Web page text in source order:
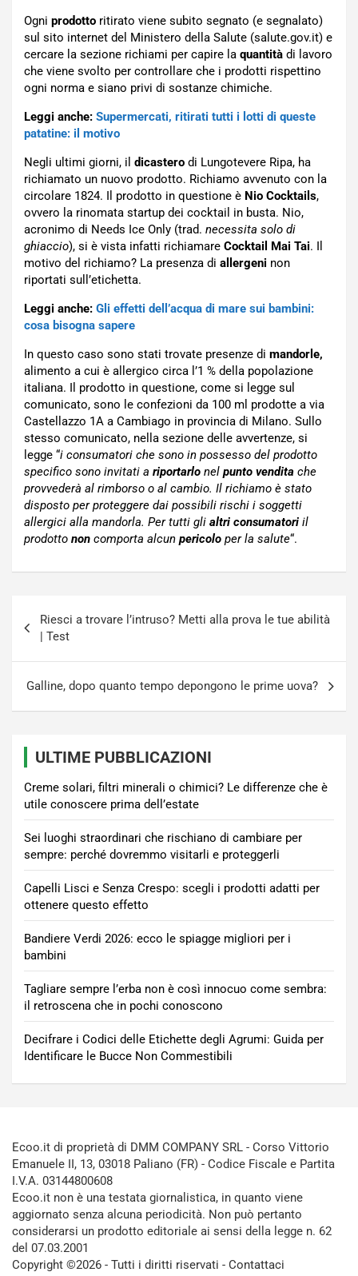
Ogni prodotto ritirato viene subito segnato (e segnalato)
sul sito internet del Ministero della Salute (salute.gov.it) e
cercare la sezione richiami per capire la quantità di lavoro
che viene svolto per controllare che i prodotti rispettino
ogni norma e siano privi di sostanze chimiche.
Leggi anche: Supermercati, ritirati tutti i lotti di queste
patatine: il motivo
Negli ultimi giorni, il dicastero di Lungotevere Ripa, ha
richiamato un nuovo prodotto. Richiamo avvenuto con la
circolare 1824. Il prodotto in questione è Nio Cocktails,
ovvero la rinomata startup dei cocktail in busta. Nio,
acronimo di Needs Ice Only (trad. necessita solo di
ghiaccio), si è vista infatti richiamare Cocktail Mai Tai. Il
motivo del richiamo? La presenza di allergeni non
riportati sull’etichetta.
Leggi anche: Gli effetti dell’acqua di mare sui bambini:
cosa bisogna sapere
In questo caso sono stati trovate presenze di mandorle,
alimento a cui è allergico circa l’1 % della popolazione
italiana. Il prodotto in questione, come si legge sul
comunicato, sono le confezioni da 100 ml prodotte a via
Castellazzo 1A a Cambiago in provincia di Milano. Sullo
stesso comunicato, nella sezione delle avvertenze, si
legge “i consumatori che sono in possesso del prodotto
specifico sono invitati a riportarlo nel punto vendita che
provvederà al rimborso o al cambio. Il richiamo è stato
disposto per proteggere dai possibili rischi i soggetti
allergici alla mandorla. Per tutti gli altri consumatori il
prodotto non comporta alcun pericolo per la salute“.
articoli
Riesci a trovare l’intruso? Metti alla prova le tue abilità
| Test
Galline, dopo quanto tempo depongono le prime uova?
ULTIME PUBBLICAZIONI
Creme solari, filtri minerali o chimici? Le differenze che è
utile conoscere prima dell’estate
Sei luoghi straordinari che rischiano di cambiare per
sempre: perché dovremmo visitarli e proteggerli
Capelli Lisci e Senza Crespo: scegli i prodotti adatti per
ottenere questo effetto
Bandiere Verdi 2026: ecco le spiagge migliori per i
bambini
Tagliare sempre l’erba non è così innocuo come sembra:
il retroscena che in pochi conoscono
Decifrare i Codici delle Etichette degli Agrumi: Guida per
Identificare le Bucce Non Commestibili
Ecoo.it di proprietà di DMM COMPANY SRL - Corso Vittorio
Emanuele II, 13, 03018 Paliano (FR) - Codice Fiscale e Partita
I.V.A. 03144800608
Ecoo.it non è una testata giornalistica, in quanto viene
aggiornato senza alcuna periodicità. Non può pertanto
considerarsi un prodotto editoriale ai sensi della legge n. 62
del 07.03.2001
Copyright ©2026 - Tutti i diritti riservati - Contattaci